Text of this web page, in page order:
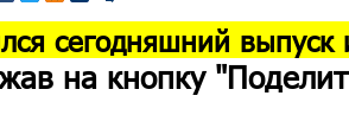
сегодняшний выпуск
на кнопку